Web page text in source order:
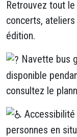
Retrouvez tout
concerts,
édition.
Navette bus
disponible
consultez le
personnes en